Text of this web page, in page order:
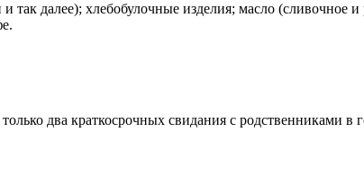
далее); хлебобулочные изделия; масло (сливочное и
два краткосрочных свидания с родственниками в